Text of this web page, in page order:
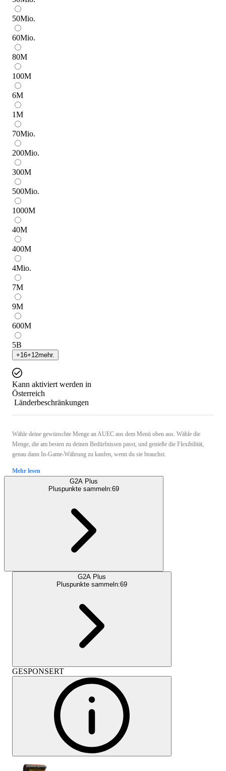
50Mio.
60Mio.
80M
100M
6M
1M
70Mio.
200Mio.
300M
500Mio.
1000M
40M
400M
4Mio.
7M
9M
600M
5B
+16+12mehr.
Kann aktiviert werden in
Österreich
Länderbeschränkungen
Wähle deine gewünschte Menge an AUEC aus dem Menü oben aus. Wähle die
Menge, die am besten zu deinen Bedürfnissen passt, und genieße die Flexibilität,
genau dann In-Game-Währung zu kaufen, wenn du sie brauchst.
Mehr lesen
G2A Plus
Pluspunkte sammeln:69
G2A Plus
Pluspunkte sammeln:69
GESPONSERT